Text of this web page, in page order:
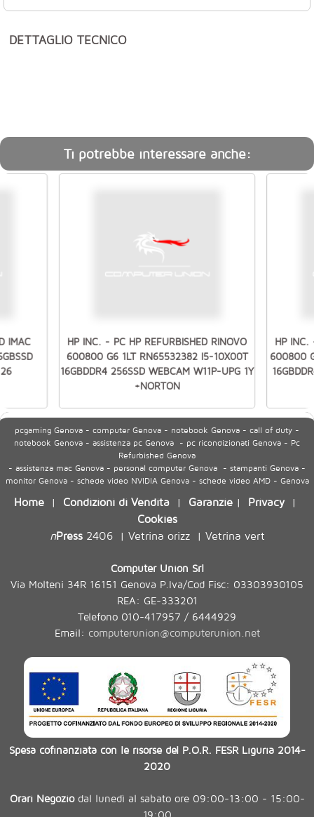
DETTAGLIO TECNICO
Ti potrebbe interessare anche:
IMAC
HP INC. - PC HP REFURBISHED RINOVO
600800 G6 1LT RN65532382 I5-10X00T
16GBDDR4 256SSD WEBCAM W11P-UPG 1Y
+NORTON
HP INC.
600800
pcgaming Genova - computer Genova - notebook Genova - call of duty -
notebook Genova - assistenza pc Genova - pc ricondizionati Genova - Pc
Refurbished Genova
- assistenza mac Genova - personal computer Genova - stampanti Genova -
monitor Genova - schede video NVIDIA Genova - schede video AMD - Genova
Home | Condizioni di Vendita | Garanzie | Privacy|
Cookies
nPress2406| Vetrina orizz| Vetrina vert
Computer Union Srl
Via Molteni 34R 16151 Genova P.Iva/Cod Fisc: 03303930105
REA: GE-333201
Telefono 010-417957 / 6444929
Email: computerunion@computerunion.net
Spesa cofinanziata con le risorse del P.O.R. FESR Liguria 2014-
2020
Orari Negoziodal lunedì al sabato ore 09:00-13:00 - 15:00-